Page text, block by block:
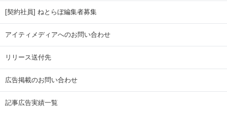
[契約社員] ねとらぼ編集者募集
アイティメディアへのお問い合わせ
リリース送付先
広告掲載のお問い合わせ
記事広告実績一覧